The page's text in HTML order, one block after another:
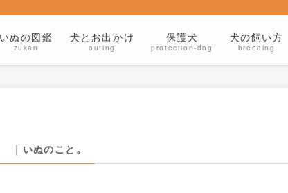
いぬの図鑑
zukan
犬とお出かけ
outing
保護犬
protection-dog
犬の飼い方
breeding
｜いぬのこと。